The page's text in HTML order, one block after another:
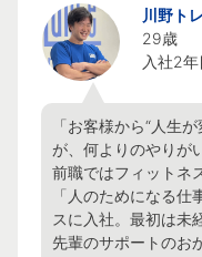
川野ト
29歳
入社2年
「お客様から“人生
が、何よりのやりが
前職ではフィットネ
「人のためになる
スに入社。最初は未
先輩のサポートのお